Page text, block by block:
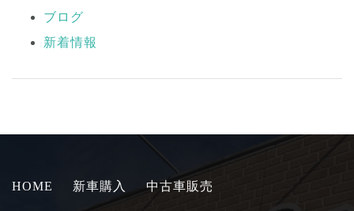
ブログ
新着情報
HOME 新車購入 中古車販売